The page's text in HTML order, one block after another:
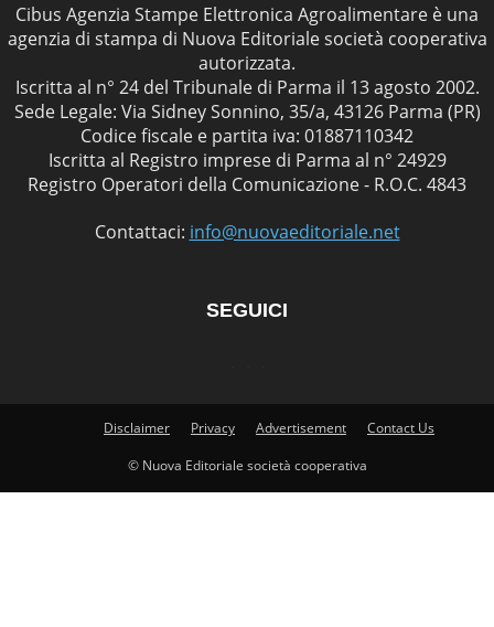
Cibus Agenzia Stampe Elettronica Agroalimentare è una
agenzia di stampa di Nuova Editoriale società cooperativa
autorizzata.
Iscritta al n° 24 del Tribunale di Parma il 13 agosto 2002.
Sede Legale: Via Sidney Sonnino, 35/a, 43126 Parma (PR)
Codice fiscale e partita iva: 01887110342
Iscritta al Registro imprese di Parma al n° 24929
Registro Operatori della Comunicazione - R.O.C. 4843
Contattaci: info@nuovaeditoriale.net
SEGUICI
Disclaimer Privacy Advertisement
Contact Us
© Nuova Editoriale società cooperativa